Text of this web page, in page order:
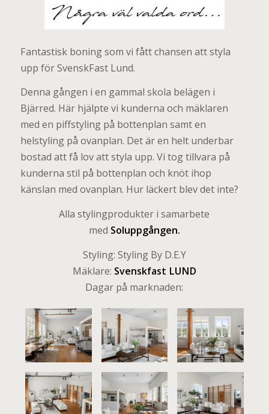
Fantastisk boning som vi fått chansen att styla
upp för SvenskFast Lund.
Denna gången i en gammal skola belägen i
Bjärred. Här hjälpte vi kunderna och mäklaren
med en piffstyling på bottenplan samt en
helstyling på ovanplan. Det är en helt underbar
bostad att få lov att styla upp. Vi tog tillvara på
kunderna stil på bottenplan och knöt ihop
känslan med ovanplan. Hur läckert blev det inte?
Alla stylingprodukter i samarbete
med Soluppgången.
Styling: Styling By D.E.Y
Mäklare: Svenskfast LUND
Dagar på marknaden: